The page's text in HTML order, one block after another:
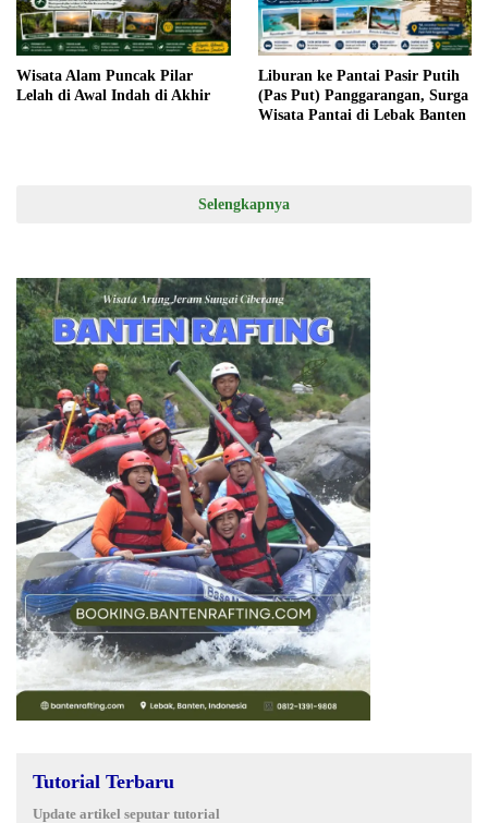
Wisata Alam Puncak Pilar
Lelah di Awal Indah di Akhir
Liburan ke Pantai Pasir Putih
(Pas Put) Panggarangan, Surga
Wisata Pantai di Lebak Banten
Selengkapnya
Tutorial Terbaru
Update artikel seputar tutorial